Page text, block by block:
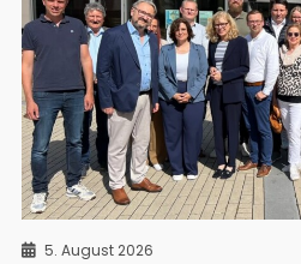
5. August 2026